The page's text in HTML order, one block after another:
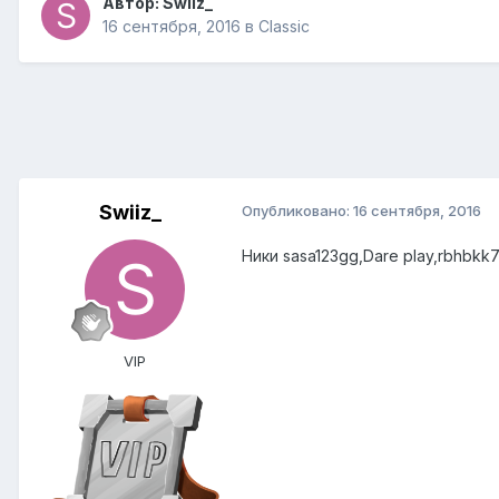
16 сентября, 2016 в Classic
Swiiz_
VIP
Опубликовано: 16 сентября, 2016
Ники sasa123gg,Dare